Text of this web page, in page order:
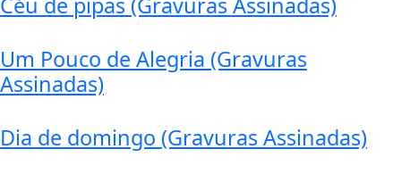
Um Pouco de Alegria (Gravuras
Assinadas)
Dia de domingo (Gravuras Assinadas)